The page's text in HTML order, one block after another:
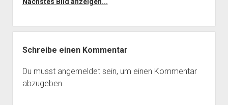
Schreibe einen Kommentar
Du musst angemeldetsein, um einen Kommentar
abzugeben.